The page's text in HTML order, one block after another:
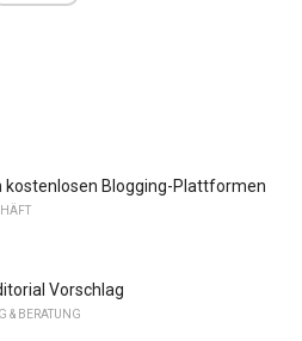
kostenlosen Blogging-Plattformen
Vorschlag
& BERATUNG